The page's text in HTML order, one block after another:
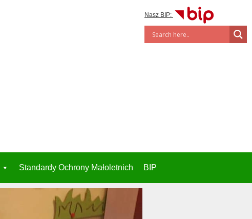
Nasz BIP:
Standardy Ochrony Małoletnich BIP